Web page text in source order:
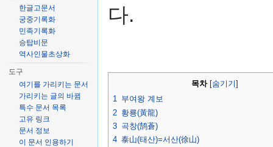
다.
목차[ 숨기기
1 부여왕 계보
2 황룡(黃龍)
3 곡창(鹄蒼)
4 泰山(태산)=서산(徐山)
한글고문서
궁중기록화
민족기록화
승탑비문
역사인물초상화
도구
여기를 가리키는 문서
가리키는 글의 바뀜
특수 문서 목록
고유 링크
문서 정보
이 문서 인용하기